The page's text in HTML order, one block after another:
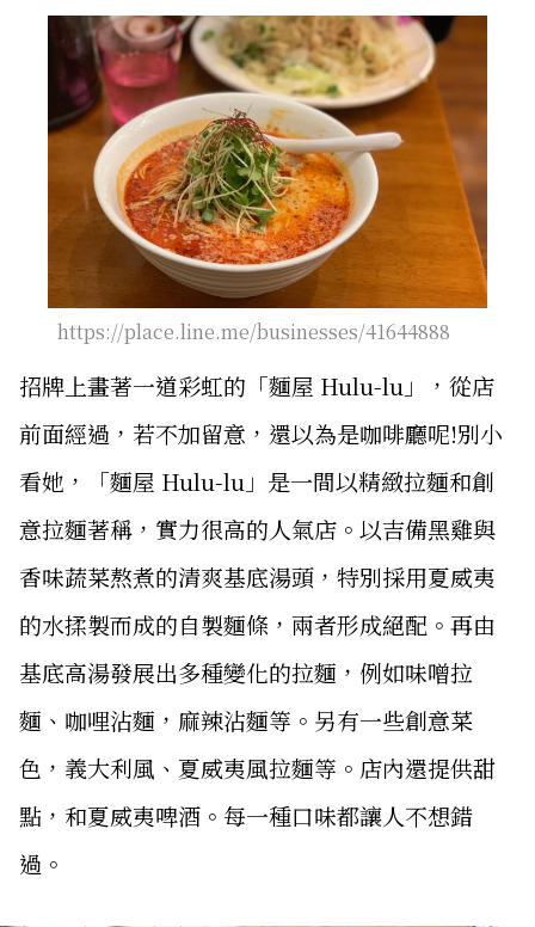
https://place.line.me/businesses/41644888
招牌上畫著一道彩虹的「麵屋 Hulu-lu」，從店
前面經過，若不加留意，還以為是咖啡廳呢!別小
看她，「麵屋 Hulu-lu」是一間以精緻拉麵和創
意拉麵著稱，實力很高的人氣店。以吉備黑雞與
香味蔬菜熬煮的清爽基底湯頭，特別採用夏威夷
的水揉製而成的自製麵條，兩者形成絕配。再由
基底高湯發展出多種變化的拉麵，例如味噌拉
麵、咖哩沾麵，麻辣沾麵等。另有一些創意菜
色，義大利風、夏威夷風拉麵等。店內還提供甜
點，和夏威夷啤酒。每一種口味都讓人不想錯
過。